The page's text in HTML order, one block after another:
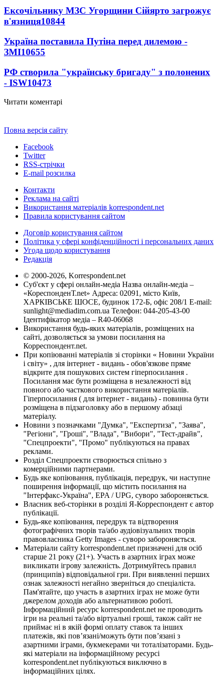
Ексочільнику МЗС Угорщини Сійярто загрожує
в'язниця10844
Україна поставила Путіна перед дилемою -
ЗМІ10655
РФ створила "українську бригаду" з полонених
- ISW10473
Читати коментарі
Повна версія сайту
Facebook
Twitter
RSS-стрічки
E-mail розсилка
Контакти
Реклама на сайті
Використання матеріалів korrespondent.net
Правила користування сайтом
Договір користування сайтом
Політика у сфері конфіденційності і персональних даних
Угода щодо користування
Редакція
© 2000-2026, Korrespondent.net
Суб'єкт у сфері онлайн-медіа Назва онлайн-медіа –
«КореспонденТ.net» Адреса: 02091, місто Київ,
ХАРКІВСЬКЕ ШОСЕ, будинок 172-Б, офіс 208/1 E-mail:
sunlight@mediadim.com.ua Телефон: 044-205-43-00
Ідентифікатор медіа – R40-06068
Використання будь-яких матеріалів, розміщених на
сайті, дозволяється за умови посилання на
Корреспондент.net.
При копіюванні матеріалів зі сторінки « Новини України
і світу» , для інтернет - видань - обов'язкове пряме
відкрите для пошукових систем гіперпосилання .
Посилання має бути розміщена в незалежності від
повного або часткового використання матеріалів.
Гіперпосилання ( для інтернет - видань) - повинна бути
розміщена в підзаголовку або в першому абзаці
матеріалу.
Новини з позначками "Думка", "Експертиза", "Заява",
"Регіони", "Гроші", "Влада", "Вибори", "Тест-драйв",
"Спецпроекти", "Промо" публікуються на правах
реклами.
Розділ Спецпроекти створюється спільно з
комерційними партнерами.
Будь яке копіювання, публікація, передрук, чи наступне
поширення інформації, що містить посилання на
"Інтерфакс-Україна", EPA / UPG, суворо забороняється.
Власник веб-сторінки в розділі Я-Корреспондент є автор
публікації.
Будь-яке копіювання, передрук та відтворення
фотографічних творів та/або аудіовізуальних творів
правовласника Getty Images - суворо забороняється.
Матеріали сайту korrespondent.net призначені для осіб
старше 21 року (21+). Участь в азартних іграх може
викликати ігрову залежність. Дотримуйтесь правил
(принципів) відповідальної гри. При виявленні перших
ознак залежності негайно зверніться до спеціаліста.
Пам'ятайте, що участь в азартних іграх не може бути
джерелом доходів або альтернативою роботі.
Інформаційний ресурс korrespondent.net не проводить
ігри на реальні та/або віртуальні гроші, також сайт не
приймає ні в якій формі оплату ставок та інших
платежів, які пов’язані/можуть бути пов’язані з
азартними іграми, букмекерами чи тоталізаторами. Будь-
які матеріали на інформаційному ресурсі
korrespondent.net публікуються виключно в
інформаційних цілях.